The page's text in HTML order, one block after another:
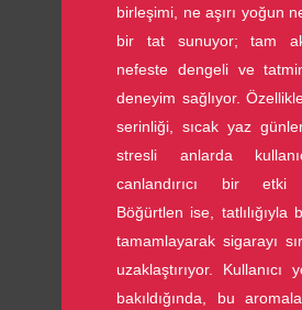
birleşimi, ne aşırı yoğun
bir tat sunuyor; tam
nefeste dengeli ve
deneyim sağlıyor.
serinliği, sıcak yaz
stresli anlarda
canlandırıcı bir etki
Böğürtlen ise, tatlılığıyla
tamamlayarak sigarayı
uzaklaştırıyor. Kullanıcı
bakıldığında, bu